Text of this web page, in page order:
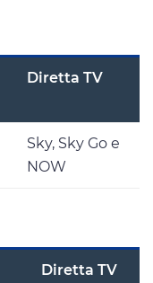
Diretta TV
Sky, Sky Go e
NOW
Diretta TV